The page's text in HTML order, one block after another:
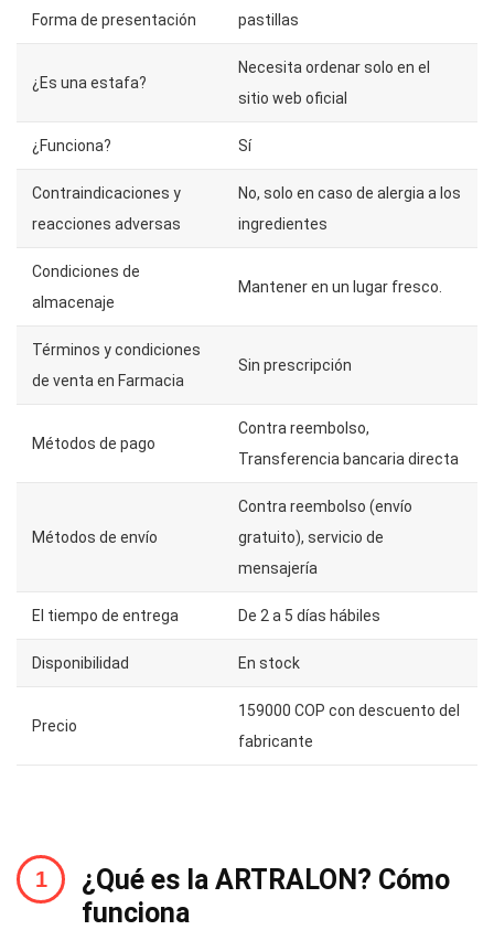
Forma de presentación pastillas
¿Es una estafa?
Necesita ordenar solo en el
sitio web oficial
¿Funciona? Sí
Contraindicaciones y
reacciones adversas
No, solo en caso de alergia a los
ingredientes
Condiciones de
almacenaje
Mantener en un lugar fresco.
Términos y condiciones
de venta en Farmacia
Sin prescripción
Métodos de pago
Contra reembolso,
Transferencia bancaria directa
Métodos de envío
Contra reembolso (envío
gratuito), servicio de
mensajería
El tiempo de entrega De 2 a 5 días hábiles
Disponibilidad En stock
Precio
159000 COP con descuento del
fabricante
¿Qué es la ARTRALON? Cómo
funciona